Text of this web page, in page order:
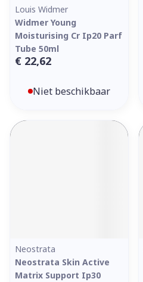
Louis Widmer
Widmer Young
Moisturising Cr Ip20 Parf
Tube 50ml
€ 22,62
Niet beschikbaar
Neostrata
Neostrata Skin Active
Matrix Support Ip30